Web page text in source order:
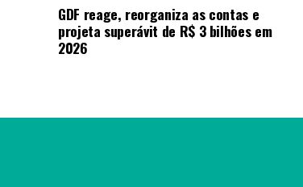
GDF reage, reorganiza as contas e
projeta superávit de R$ 3 bilhões em
2026